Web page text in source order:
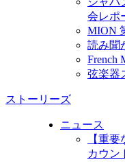
会レポ
MION
読み聞
French
弦楽器
ストーリーズ
ニュース
【重
カウン